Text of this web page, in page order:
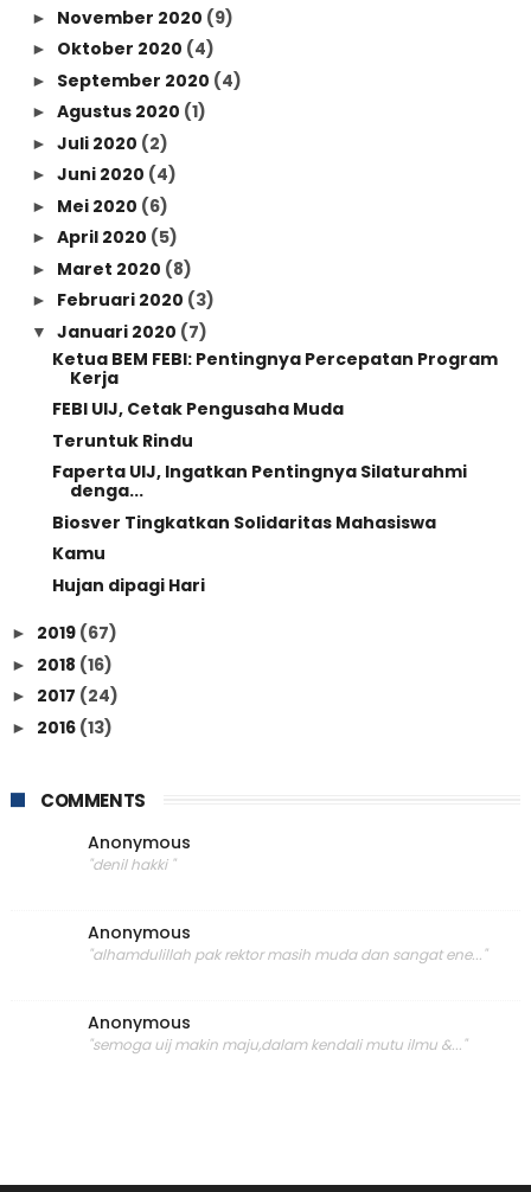
► November 2020 (9)
► Oktober 2020 (4)
► September 2020 (4)
► Agustus 2020 (1)
► Juli 2020 (2)
► Juni 2020 (4)
► Mei 2020 (6)
► April 2020 (5)
► Maret 2020 (8)
► Februari 2020 (3)
▼ Januari 2020 (7)
Ketua BEM FEBI: Pentingnya Percepatan Program
Kerja
FEBI UIJ, Cetak Pengusaha Muda
Teruntuk Rindu
Faperta UIJ, Ingatkan Pentingnya Silaturahmi
denga...
Biosver Tingkatkan Solidaritas Mahasiswa
Kamu
Hujan dipagi Hari
► 2019 (67)
► 2018 (16)
► 2017 (24)
► 2016 (13)
COMMENTS
Anonymous
"denil hakki "
Anonymous
"alhamdulillah pak rektor masih muda dan sangat ene..."
Anonymous
"semoga uij makin maju,dalam kendali mutu ilmu &..."